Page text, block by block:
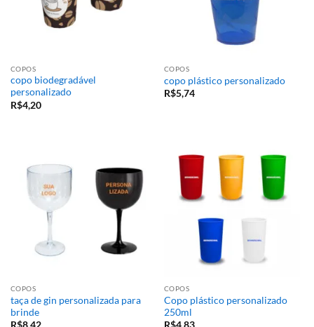
COPOS
copo biodegradável
personalizado
R$4,20
COPOS
copo plástico personalizado
R$5,74
COPOS
taça de gin personalizada para
brinde
COPOS
Copo plástico personalizado
250ml